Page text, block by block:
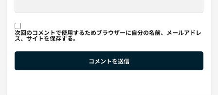
次回のコメントで使用するためブラウザーに自分の名前、メールアドレ
ス、サイトを保存する。